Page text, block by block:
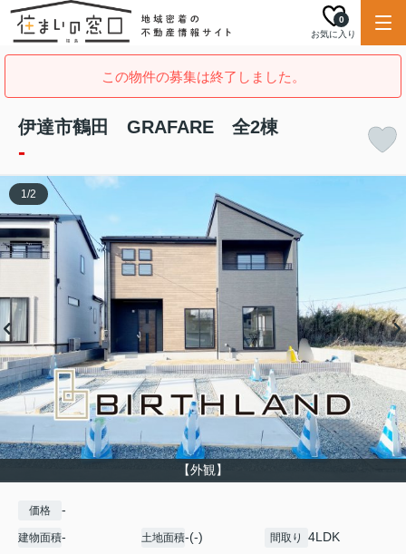
お気に入り
0
この物件の募集は終了しました。
伊達市鶴田 GRAFARE 全2棟
-
【外観】
1/2
価格 -
建物面積- 土地面積-(-) 間取り 4LDK